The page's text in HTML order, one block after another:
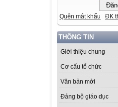
Quên mật khẩu ĐK
THÔNG TIN
Giới thiệu chung
Cơ cấu tổ chức
Văn bản mới
Đảng bộ giáo dục